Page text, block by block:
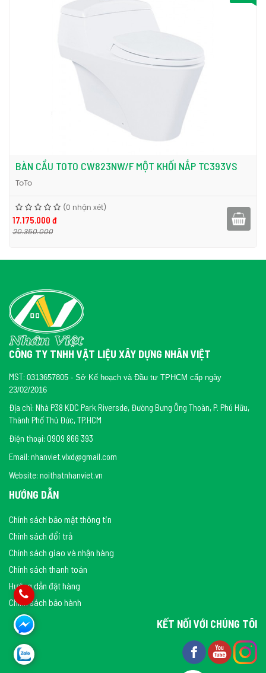
BÀN CẦU TOTO CW823NW/F MỘT KHỐI NẮP TC393VS
ToTo
(0 nhận xét)
17.175.000 đ
20.350.000
CÔNG TY TNHH VẬT LIỆU XÂY DỰNG NHÂN VIỆT
MST: 0313657805 - Sở Kế hoạch và Đầu tư TPHCM cấp ngày
23/02/2016
Địa chỉ: Nhà P38 KDC Park Riversde, Đường Bưng Ông Thoàn, P. Phú Hữu,
Thành Phố Thủ Đức, TP.HCM
Điện thoại: 0909 866 393
Email: nhanviet.vlxd@gmail.com
Website: noithatnhanviet.vn
HƯỚNG DẪN
Chính sách bảo mật thông tin
Chính sách đổi trả
Chính sách giao và nhận hàng
Chính sách thanh toán
Hướng dẫn đặt hàng
Chính sách bảo hành
KẾT NỐI VỚI CHÚNG TÔI